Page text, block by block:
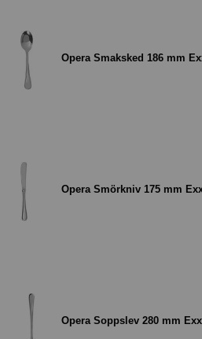
Opera Smaksked 186 mm
Opera Smörkniv 175 mm
Opera Soppslev 280 mm